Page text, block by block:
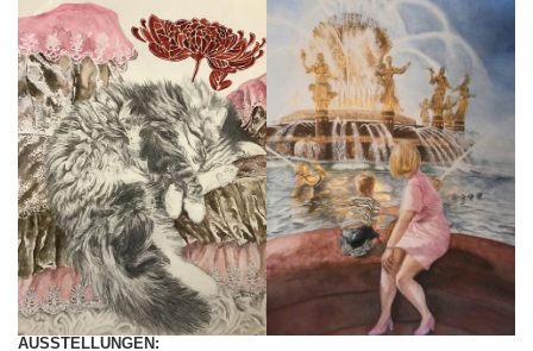
AUSSTELLUNGEN :